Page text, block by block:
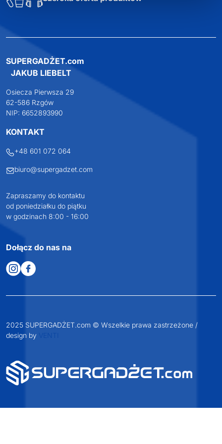
SUPERGADŻET.com
JAKUB LIEBELT
Osiecza Pierwsza 29
NIP: 6652893990
KONTAKT
+48 601 072 064
biuro@supergadzet.com
od poniedziałku do piątku
w godzinach 8:00 - 16:00
2025 SUPERGADŻET.com © Wszelkie prawa zastrzeżone /
design byVENTI